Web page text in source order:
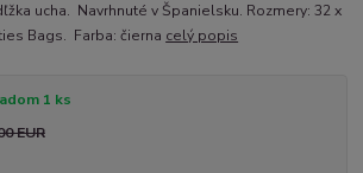
ucha. Navrhnuté v Španielsku. Rozmery: 32 x
Bags. Farba: čierna celý popis
1 ks
EUR